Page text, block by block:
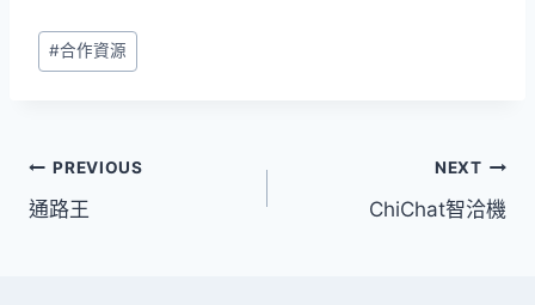
Post
Tags:
#合作資源
文
章
PREVIOUS
通路王
NEXT
ChiChat智洽機